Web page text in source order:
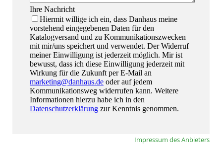
Impressum des Anbieters